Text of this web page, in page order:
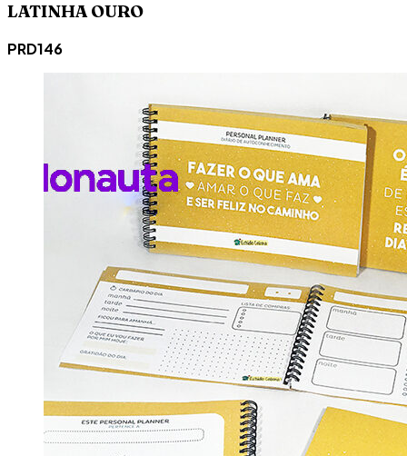
LATINHA OURO
PRD146